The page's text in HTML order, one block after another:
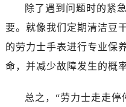
除了遇到问题时的紧
要。就像我们定期清洁豆
的劳力士手表进行专业保
命，并减少故障发生的概率
总之，“劳力士走走停